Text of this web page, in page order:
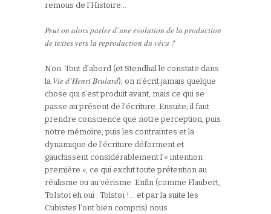
remous de l’Histoire…
Peut on alors parler d’une évolution de la production
de textes vers la reproduction du vécu ?
Non. Tout d’abord (et Stendhal le constate dans
la Vie d’Henri Brulard), on n’écrit jamais quelque
chose qui s’est produit avant, mais ce qui se
passe au présent de l’écriture. Ensuite, il faut
prendre conscience que notre perception, puis
notre mémoire, puis les contraintes et la
dynamique de l’écriture déforment et
gauchissent considérablement l’« intention
première », ce qui exclut toute prétention au
réalisme ou au vérisme. Enfin (comme Flaubert,
ToIstoï eh oui : Tolstoï !… et par la suite les
Cubistes l’ont bien compris) nous